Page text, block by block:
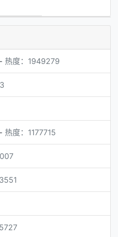
- 热度：1949279
- 热度：1177715